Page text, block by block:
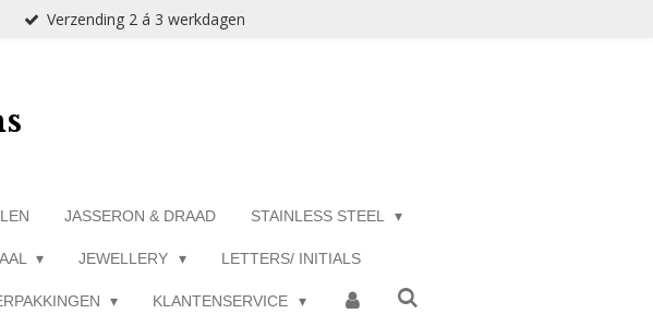
Verzending 2 á 3 werkdagen
JASSERON & DRAAD STAINLESS STEEL
JEWELLERY LETTERS/ INITIALS
KLANTENSERVICE